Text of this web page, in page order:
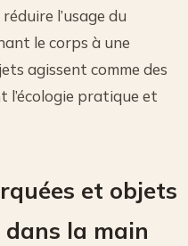
l’usage du
le corps à une
agissent comme des
l’écologie pratique et
et objets
la main